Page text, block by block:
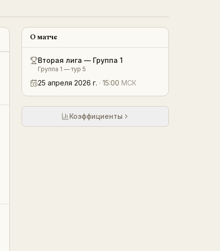
О матче
Вторая лига — Группа 1
Группа 1 — тур 5
25 апреля 2026 г. · 15:00 МСК
Коэффициенты